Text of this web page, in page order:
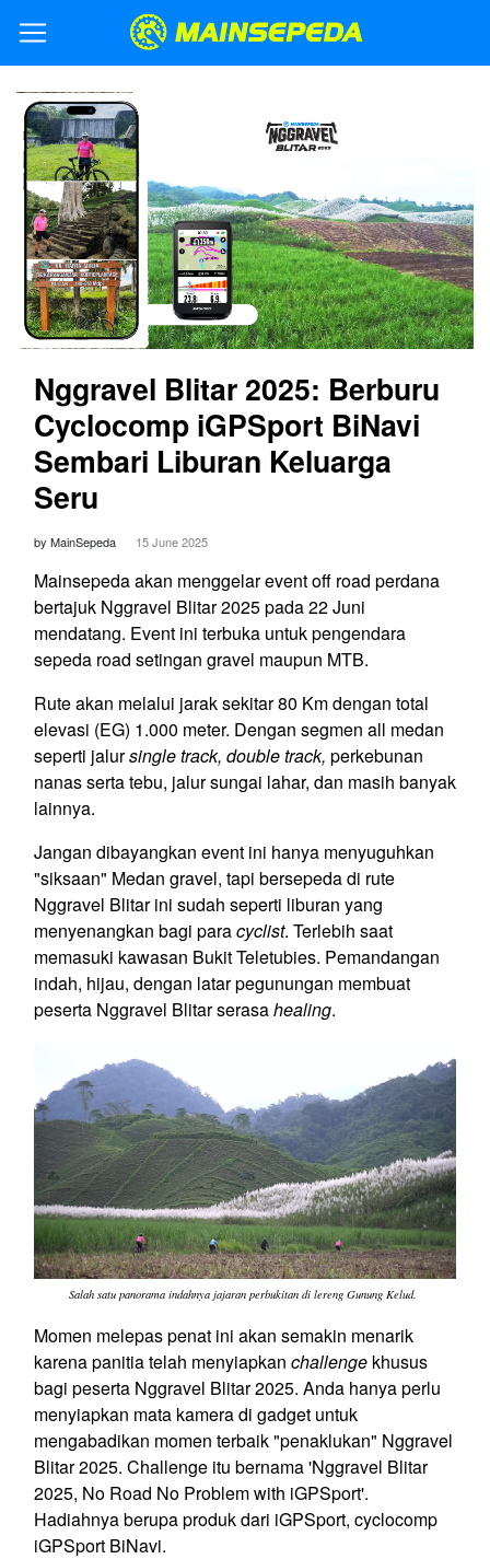
Nggravel Blitar 2025: Berburu
Cyclocomp iGPSport BiNavi
Sembari Liburan Keluarga
Seru
by MainSepeda 15 June 2025
Mainsepeda akan menggelar event off road perdana
bertajuk Nggravel Blitar 2025 pada 22 Juni
mendatang. Event ini terbuka untuk pengendara
sepeda road setingan gravel maupun MTB.
Rute akan melalui jarak sekitar 80 Km dengan total
elevasi (EG) 1.000 meter. Dengan segmen all medan
seperti jalursingle track, double track, perkebunan
nanas serta tebu, jalur sungai lahar, dan masih banyak
lainnya.
Jangan dibayangkan event ini hanya menyuguhkan
"siksaan" Medan gravel, tapi bersepeda di rute
Nggravel Blitar ini sudah seperti liburan yang
menyenangkan bagi paracyclist. Terlebih saat
memasuki kawasan Bukit Teletubies. Pemandangan
indah, hijau, dengan latar pegunungan membuat
peserta Nggravel Blitar serasahealing.
Salah satu panorama indahnya jajaran perbukitan di lereng Gunung Kelud.
Momen melepas penat ini akan semakin menarik
karena panitia telah menyiapkan challenge khusus
bagi peserta Nggravel Blitar 2025. Anda hanya perlu
menyiapkan mata kamera di gadget untuk
mengabadikan momen terbaik "penaklukan" Nggravel
Blitar 2025. Challenge itu bernama 'Nggravel Blitar
2025, No Road No Problem with iGPSport'.
Hadiahnya berupa produk dari iGPSport, cyclocomp
iGPSport BiNavi.